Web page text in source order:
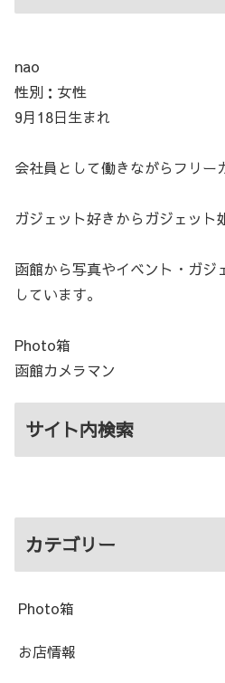
nao
性別：女性
9月18日生まれ
会社員として働きながらフリー
ガジェット好きからガジェット
函館から写真やイベント・ガジ
しています。
Photo箱
函館カメラマン
サイト内検索
カテゴリー
Photo箱
お店情報